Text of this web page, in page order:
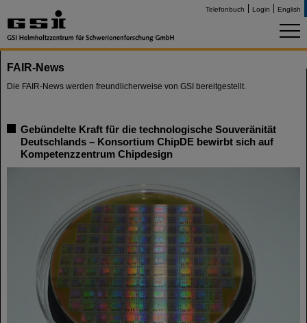
Telefonbuch Login English
FAIR-News
Die FAIR-News werden freundlicherweise von GSI bereitgestellt.
Gebündelte Kraft für die technologische Souveränität
Deutschlands – Konsortium ChipDE bewirbt sich auf
Kompetenzzentrum Chipdesign